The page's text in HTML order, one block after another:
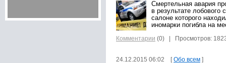
Смертельная авария
в результате лобового
салоне которого
иномарки погибла на
Комментарии (0) | Просмотров:
24.12.2015 06:02 [Обо всем ]